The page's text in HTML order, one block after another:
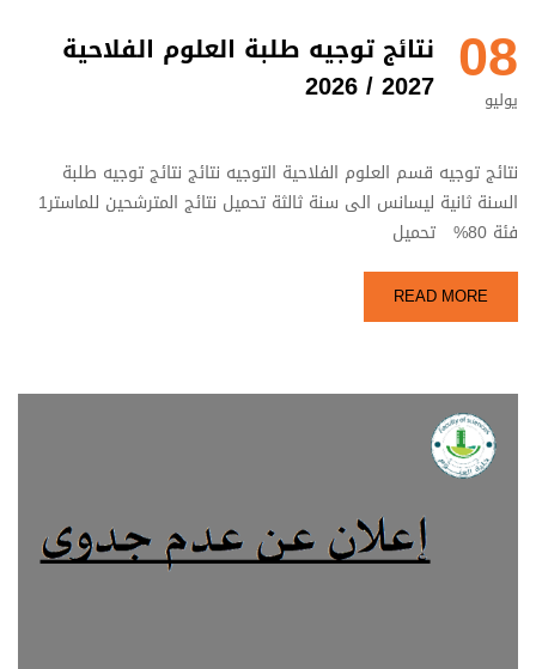
08
يوليو
نتائج توجيه طلبة العلوم الفلاحية
2027 / 2026
نتائج توجيه قسم العلوم الفلاحية التوجيه نتائج نتائج توجيه طلبة
السنة ثانية ليسانس الى سنة ثالثة تحميل نتائج المترشحين للماستر1
فئة 80% تحميل
READ MORE